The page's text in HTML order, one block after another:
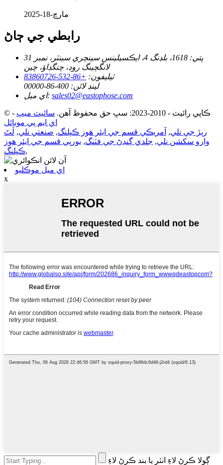
مارچ-18-2025
رابطي جي ڄاڻ
پتي:
1618، بلڊنگ 4، ايڪسيلينس سينچري سينٽر، نمبر 31
لانگچينگ روڊ، چنگڊاؤ، چين
ٽيليفون: +86-532-83860726
لينڊ لائن: 400-86-00000
اي ميل: sales02@eastophose.com
© ڪاپي رائيٽ - 2010-2023: سڀ حق محفوظ آهن. سائيٽ ميپ -
اي ايم پي موبائل
رٻڙ جي نلي, آمريڪي قسم جي ايئر هوز ڪپلنگ, صنعتي نلي, لَٽَ
وارو سکشن نلي, جلدي ڳنڍڻ جي فٽنگ, يورپي قسم جي ايئر هوز
ڪپلنگ,
اي ميل موڪليو
x
ڳولا ڪرڻ لاءِ انٽر يا بند ڪرڻ لاءِ